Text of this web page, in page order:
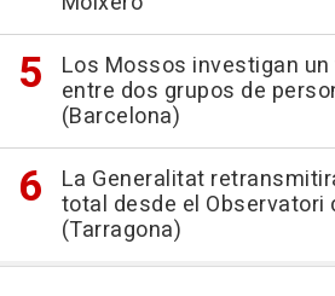
Los Mossos investigan
entre dos grupos de
(Barcelona)
La Generalitat
total desde el Observatori
(Tarragona)